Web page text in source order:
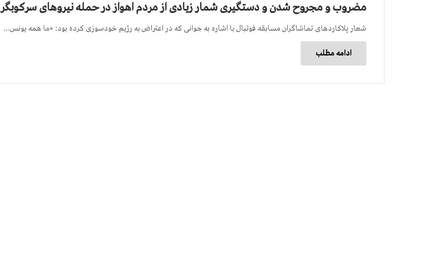
مضروب و مجروح شدن و دستگیری شمار زیادی از مردم اهواز در حمله نیروهای سركوبگر
شعار پلاكاردهای تماشاگران مسابقه فوتبال با اشاره به جوانی كه در اعتراض به رژیم خودسوزی كرده بود: «ما همه یونس…
ادامه مطلب